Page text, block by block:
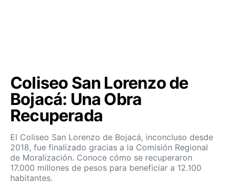
Coliseo San Lorenzo de
Bojacá: Una Obra
Recuperada
El Coliseo San Lorenzo de Bojacá, inconcluso desde
2018, fue finalizado gracias a la Comisión Regional
de Moralización. Conoce cómo se recuperaron
17.000 millones de pesos para beneficiar a 12.100
habitantes.